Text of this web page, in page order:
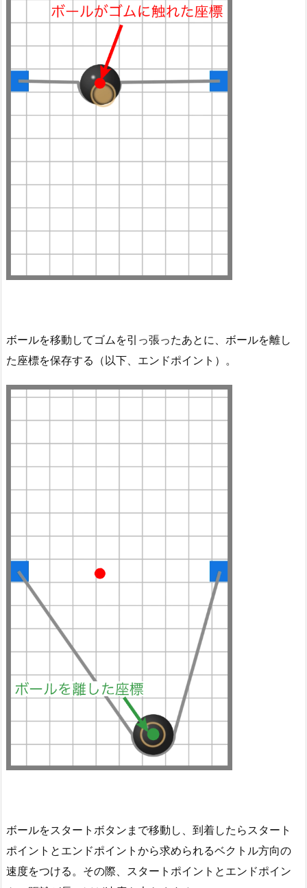
ボールを移動してゴムを引っ張ったあとに、ボールを離し
た座標を保存する（以下、エンドポイント）。
ボールをスタートボタンまで移動し、到着したらスタート
ポイントとエンドポイントから求められるベクトル方向の
速度をつける。その際、スタートポイントとエンドポイン